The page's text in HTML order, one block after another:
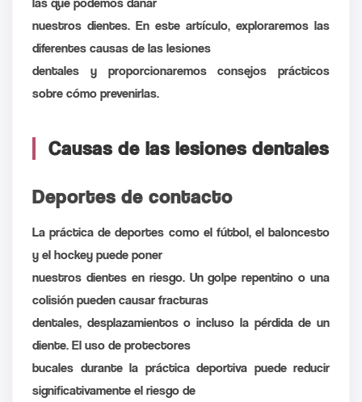
nuestros dientes. En este artículo, exploraremos las
diferentes causas de las lesiones
dentales y proporcionaremos consejos prácticos
sobre cómo prevenirlas.
Causas de las lesiones dentales
Deportes de contacto
La práctica de deportes como el fútbol, el baloncesto
y el hockey puede poner
nuestros dientes en riesgo. Un golpe repentino o una
colisión pueden causar fracturas
dentales, desplazamientos o incluso la pérdida de un
diente. El uso de protectores
bucales durante la práctica deportiva puede reducir
significativamente el riesgo de